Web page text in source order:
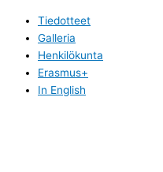
Tiedotteet
Galleria
Henkilökunta
Erasmus+
In English